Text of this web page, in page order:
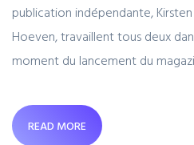
publication indépendante,
Hoeven, travaillent tous deux
moment du lancement du
READ MORE